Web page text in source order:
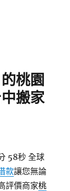
桃園
搬家
58秒 全球
款讓您無論
評價商家桃